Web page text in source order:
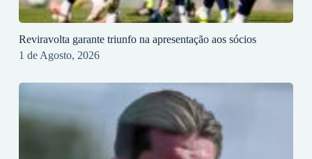
Reviravolta garante triunfo na apresentação aos sócios
1 de Agosto, 2026